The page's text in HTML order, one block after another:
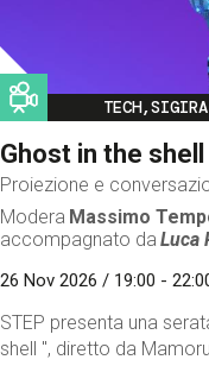
Image
Ghost in the shell
Proiezione e
Modera Massimo
accompagnato da Luca
26 Nov 2026 / 19:00 -
STEP presenta una
shell ", diretto da